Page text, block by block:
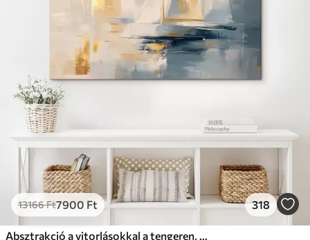
13166Ft7900 Ft 318
Absztrakció a vitorlásokkal a tengeren, akril stílusban, naplemente